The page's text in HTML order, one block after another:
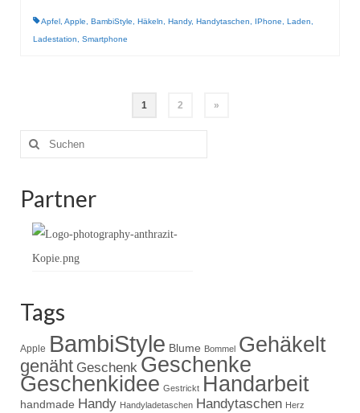
Apfel Apple BambiStyle Häkeln Handy, Handytaschen IPhone Laden
Ladestation
Smartphone
Seitennummerierung
der
Beiträge
1 2 »
Suche
nach:
Partner
Tags
Apple BambiStyle Blume Bommel Gehäkelt
genäht Geschenk Geschenke
Geschenkidee Gestrickt Handarbeit
handmade Handy Handyladetaschen Handytaschen Herz